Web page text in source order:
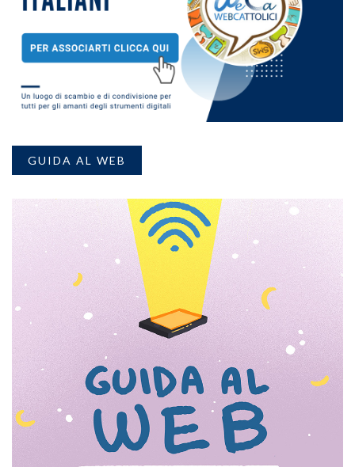
GUIDA AL WEB